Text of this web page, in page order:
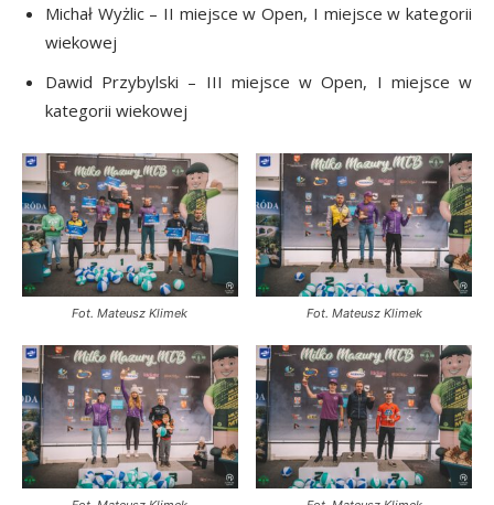
Michał Wyżlic – II miejsce w Open, I miejsce w kategorii
wiekowej
Dawid Przybylski – III miejsce w Open, I miejsce w
kategorii wiekowej
Fot. Mateusz Klimek Fot. Mateusz Klimek